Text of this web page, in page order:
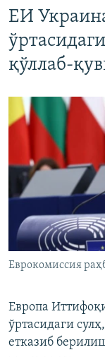
ЕИ
қўллаб-
Еврокомиссия
Европа
ўртасидаги
етказиб